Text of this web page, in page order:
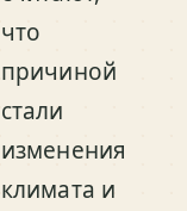
что
причиной
стали
изменения
климата и